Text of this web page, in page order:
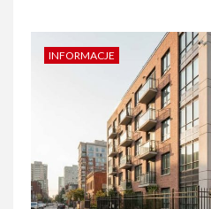
INFORMACJE